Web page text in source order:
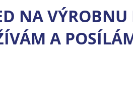
NA VÝROBNU
A